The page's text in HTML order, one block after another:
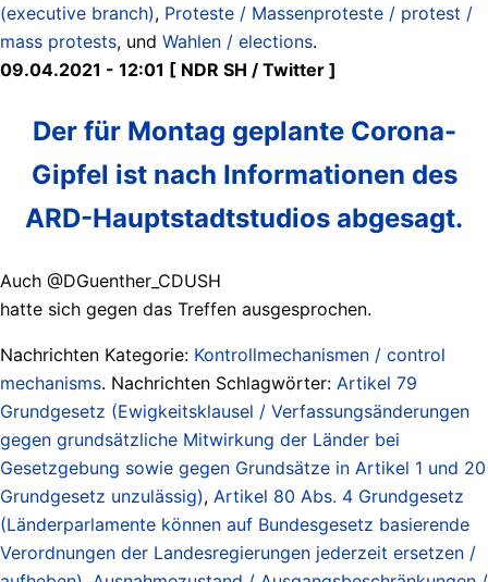
(executive branch), Proteste / Massenproteste / protest /
mass protests, und Wahlen / elections.
09.04.2021 - 12:01 [ NDR SH / Twitter ]
Der für Montag geplante Corona-
Gipfel ist nach Informationen des
ARD-Hauptstadtstudios abgesagt.
Auch @DGuenther_CDUSH
hatte sich gegen das Treffen ausgesprochen.
Nachrichten Kategorie: Kontrollmechanismen / control
mechanisms. Nachrichten Schlagwörter: Artikel 79
Grundgesetz (Ewigkeitsklausel / Verfassungsänderungen
gegen grundsätzliche Mitwirkung der Länder bei
Gesetzgebung sowie gegen Grundsätze in Artikel 1 und 20
Grundgesetz unzulässig), Artikel 80 Abs. 4 Grundgesetz
(Länderparlamente können auf Bundesgesetz basierende
Verordnungen der Landesregierungen jederzeit ersetzen /